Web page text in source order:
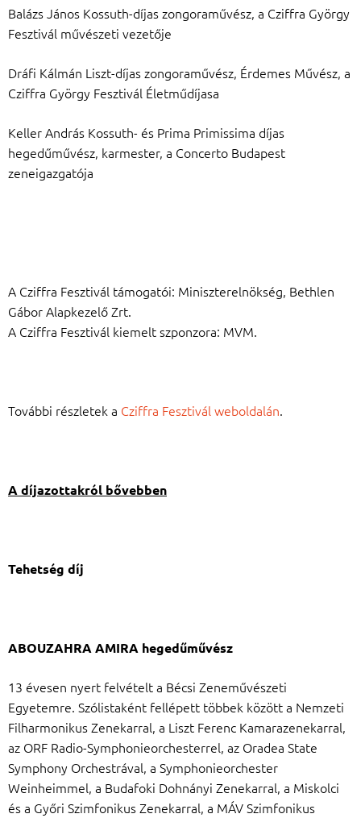
Balázs János Kossuth-díjas zongoraművész, a Cziffra György
Fesztivál művészeti vezetője
Dráfi Kálmán Liszt-díjas zongoraművész, Érdemes Művész, a
Cziffra György Fesztivál Életműdíjasa
Keller András Kossuth- és Prima Primissima díjas
hegedűművész, karmester, a Concerto Budapest
zeneigazgatója
A Cziffra Fesztivál támogatói: Miniszterelnökség, Bethlen
Gábor Alapkezelő Zrt.
A Cziffra Fesztivál kiemelt szponzora: MVM.
További részletek a Cziffra Fesztivál weboldalán.
A díjazottakról bővebben
Tehetség díj
ABOUZAHRA AMIRA hegedűművész
13 évesen nyert felvételt a Bécsi Zeneművészeti
Egyetemre. Szólistaként fellépett többek között a Nemzeti
Filharmonikus Zenekarral, a Liszt Ferenc Kamarazenekarral,
az ORF Radio-Symphonieorchesterrel, az Oradea State
Symphony Orchestrával, a Symphonieorchester
Weinheimmel, a Budafoki Dohnányi Zenekarral, a Miskolci
és a Győri Szimfonikus Zenekarral, a MÁV Szimfonikus